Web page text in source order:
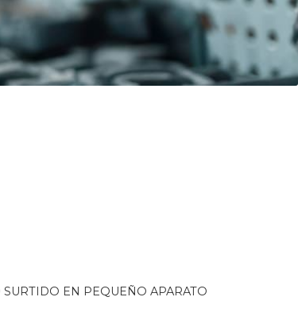
EN PEQUEÑO APARATO